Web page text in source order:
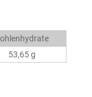
53,65 g